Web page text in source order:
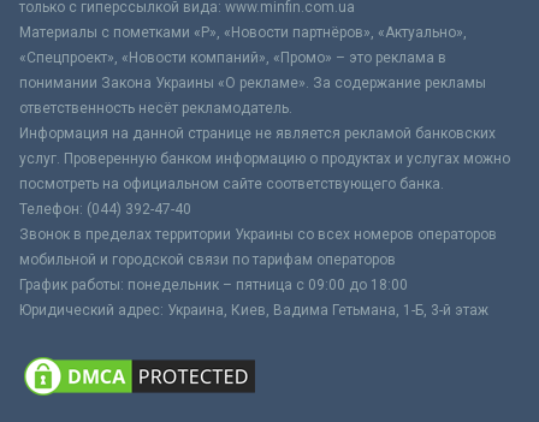
только с гиперссылкой вида: www.minfin.com.ua
Материалы с пометками «Р», «Новости партнёров», «Актуально»,
«Спецпроект», «Новости компаний», «Промо» – это реклама в
понимании Закона Украины «О рекламе». За содержание рекламы
ответственность несёт рекламодатель.
Информация на данной странице не является рекламой банковских
услуг. Проверенную банком информацию о продуктах и услугах можно
посмотреть на официальном сайте соответствующего банка.
Телефон: (044) 392-47-40
Звонок в пределах территории Украины со всех номеров операторов
мобильной и городской связи по тарифам операторов
График работы: понедельник – пятница с 09:00 до 18:00
Юридический адрес: Украина, Киев, Вадима Гетьмана, 1-Б, 3-й этаж